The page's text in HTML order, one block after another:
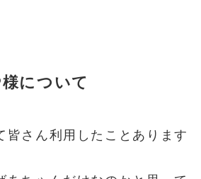
について
皆さん利用したことあります